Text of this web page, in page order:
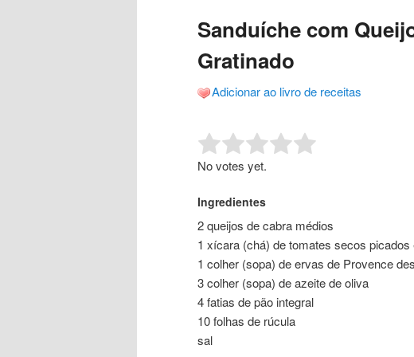
conteúdo
conteúdo
Sanduíche com
Gratinado
Adicionar ao livro de receitas
Rate this item:
No votes yet.
Ingredientes
2 queijos de cabra médios
1 xícara (chá) de tomates secos picados
1 colher (sopa) de ervas de Provence
3 colher (sopa) de azeite de oliva
4 fatias de pão integral
10 folhas de rúcula
sal